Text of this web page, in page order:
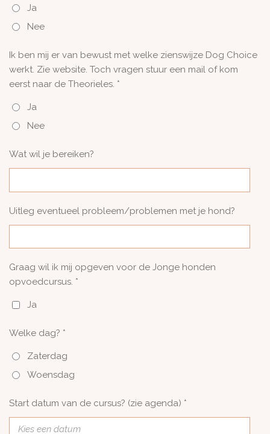
Ja
Nee
Ik ben mij er van bewust met welke zienswijze Dog Choice
werkt. Zie website. Toch vragen stuur een mail of kom
eerst naar de Theorieles. *
Ja
Nee
Wat wil je bereiken?
Uitleg eventueel probleem/problemen met je hond?
Graag wil ik mij opgeven voor de Jonge honden
opvoedcursus. *
Ja
Welke dag? *
Zaterdag
Woensdag
Start datum van de cursus? (zie agenda) *